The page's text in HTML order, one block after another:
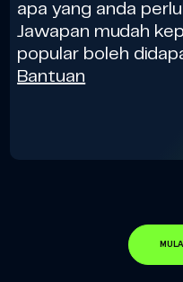
apa yang anda
Jawapan mudah
popular boleh
Bantuan